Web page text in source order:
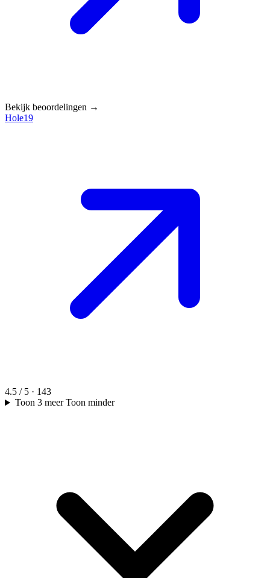
Bekijk beoordelingen →
Hole19
4.5 / 5 · 143
Toon 3 meer Toon minder